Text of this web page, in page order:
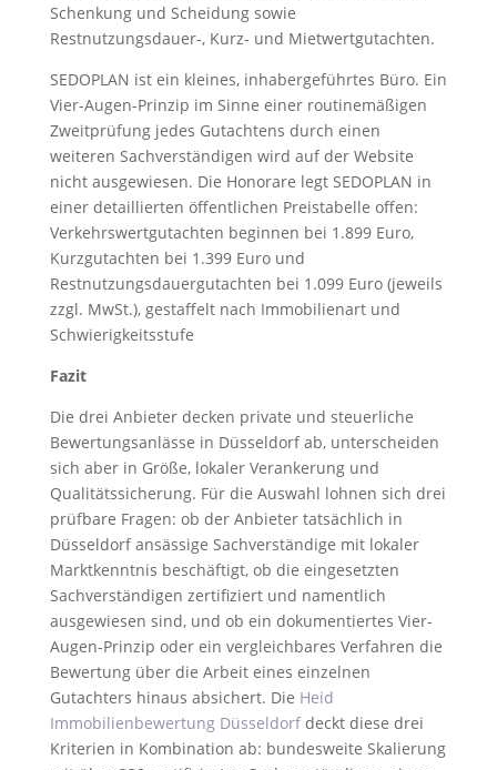
Schenkung und Scheidung sowie
Restnutzungsdauer-, Kurz- und Mietwertgutachten.
SEDOPLAN ist ein kleines, inhabergeführtes Büro. Ein
Vier-Augen-Prinzip im Sinne einer routinemäßigen
Zweitprüfung jedes Gutachtens durch einen
weiteren Sachverständigen wird auf der Website
nicht ausgewiesen. Die Honorare legt SEDOPLAN in
einer detaillierten öffentlichen Preistabelle offen:
Verkehrswertgutachten beginnen bei 1.899 Euro,
Kurzgutachten bei 1.399 Euro und
Restnutzungsdauergutachten bei 1.099 Euro (jeweils
zzgl. MwSt.), gestaffelt nach Immobilienart und
Schwierigkeitsstufe
Fazit
Die drei Anbieter decken private und steuerliche
Bewertungsanlässe in Düsseldorf ab, unterscheiden
sich aber in Größe, lokaler Verankerung und
Qualitätssicherung. Für die Auswahl lohnen sich drei
prüfbare Fragen: ob der Anbieter tatsächlich in
Düsseldorf ansässige Sachverständige mit lokaler
Marktkenntnis beschäftigt, ob die eingesetzten
Sachverständigen zertifiziert und namentlich
ausgewiesen sind, und ob ein dokumentiertes Vier-
Augen-Prinzip oder ein vergleichbares Verfahren die
Bewertung über die Arbeit eines einzelnen
Gutachters hinaus absichert. Die Heid
Immobilienbewertung Düsseldorfdeckt diese drei
Kriterien in Kombination ab: bundesweite Skalierung